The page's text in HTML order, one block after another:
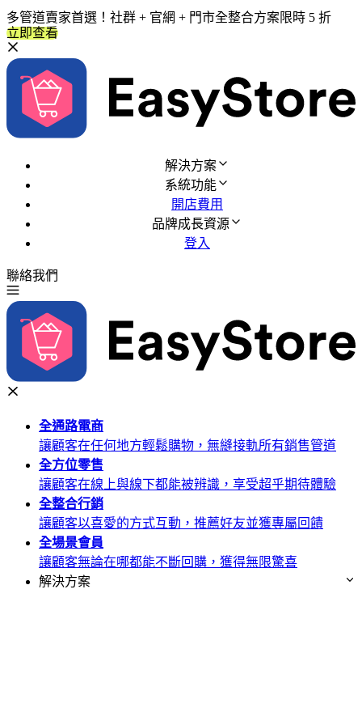
多管道賣家首選！社群 + 官網 + 門市全整合方案限時 5 折
立即查看
解決方案
系統功能
開店費用
品牌成長資源
登入
聯絡我們
全通路電商
讓顧客在任何地方輕鬆購物，無縫接軌所有銷售管道
全方位零售
讓顧客在線上與線下都能被辨識，享受超乎期待體驗
全整合行銷
讓顧客以喜愛的方式互動，推薦好友並獲專屬回饋
全場景會員
讓顧客無論在哪都能不斷回購，獲得無限驚喜
解決方案